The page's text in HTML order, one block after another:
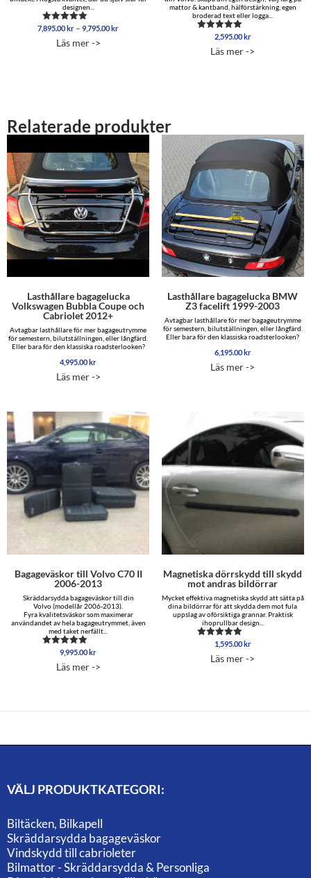
designen...
Betygsatt
av 5
7,895.00kr – 9,795.00krPrisintervall:
Läs mer ->
mattor & kantband, hälförstärkning, egen
broderad text eller logga...
Betygsatt
av 5
2,595.00kr
Läs mer ->
Relaterade produkter
Lasthållare bagagelucka
Volkswagen Bubbla Coupe och
Cabriolet 2012+
Avtagbar lasthållare för mer bagageutrymme
för semestern, bilutställningen, eller långfärd.
Eller bara för den klassiska roadsterlooken?
4,995.00 kr
Läs mer ->
Lasthållare bagagelucka BMW
Z3 facelift 1999-2003
Avtagbar lasthållare för mer bagageutrymme
för semestern, bilutställningen, eller långfärd.
Eller bara för den klassiska roadsterlooken?
6,195.00 kr
Läs mer ->
Bagageväskor till Volvo C70 II
2006-2013
Skräddarsydda bagageväskor till din
Volvo (modellår 2006-2013).
Fyra kvalitetsväskor som maximerar
användandet av hela bagageutrymmet, även
med taket nerfällt...
Betygsatt
av 5
9,995.00kr
Läs mer ->
Magnetiska dörrskydd till skydd
mot andras bildörrar
Mycket effektiva magnetiska skydd att sätta på
dina bildörrar för att skydda dem mot fula
uppslag av oförsiktiga grannar. Praktisk
ihoprullbar design...
Betygsatt
av 5
1,595.00kr
Läs mer ->
VÄLJ PRODUKTKATEGORI:
Biltäcken, Bilkapell
Skräddarsydda bagageväskor
Vindskydd till cabrioleter
Bilmattor - Skräddarsydda & Personliga